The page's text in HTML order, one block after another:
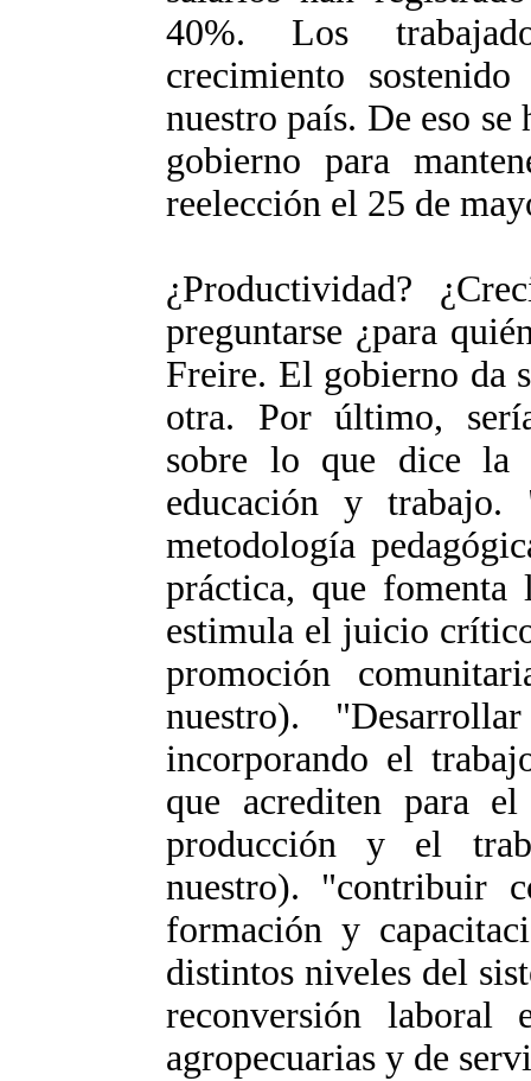
40%. Los
crecimiento
nuestro país. De eso
gobierno para
reelección el 25 de
¿Productividad?
preguntarse ¿para
Freire. El gobierno da
otra. Por último,
sobre lo que dice la
educación y
metodología
práctica, que
estimula el juicio
promoción
nuestro).
incorporando el
que acrediten para
producción y el
nuestro). "contribuir
formación y
distintos niveles del
reconversión laboral
agropecuarias y de